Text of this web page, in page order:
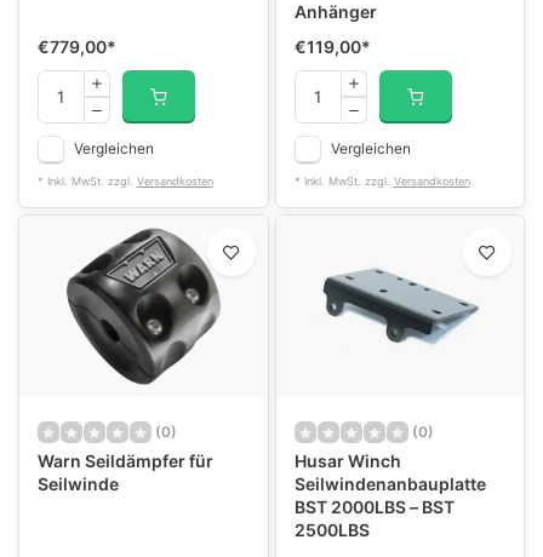
€779,00*
Vergleichen
* Inkl. MwSt. zzgl. Versandkosten
Anhänger
€119,00*
Vergleichen
* Inkl. MwSt. zzgl. Versandkosten
(0)
Warn Seildämpfer für
Seilwinde
(0)
Husar Winch
Seilwindenanbauplatte
BST 2000LBS – BST
2500LBS